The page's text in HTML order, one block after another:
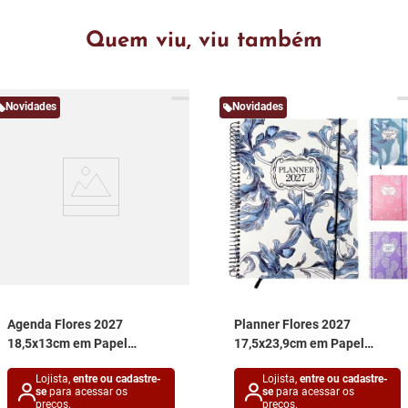
Quem viu, viu também
Novidades
Agenda Flores 2027
18,5x13cm em Papel
Lojista,entre ou cadastre-
separa acessar os
preços.
Novidades
Planner Flores 2027
17,5x23,9cm em Papel
Lojista, entre ou cadastre-
separa acessar os
preços.